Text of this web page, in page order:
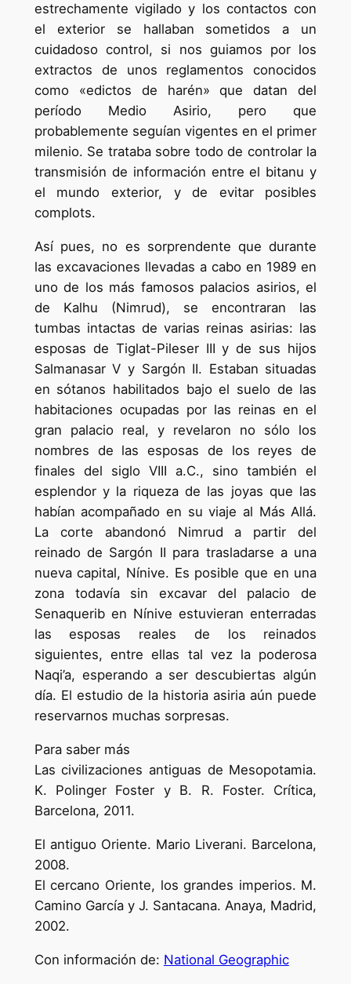
estrechamente vigilado y los contactos con
el exterior se hallaban sometidos a un
cuidadoso control, si nos guiamos por los
extractos de unos reglamentos conocidos
como «edictos de harén» que datan del
período Medio Asirio, pero que
probablemente seguían vigentes en el primer
milenio. Se trataba sobre todo de controlar la
transmisión de información entre el bitanu y
el mundo exterior, y de evitar posibles
complots.
Así pues, no es sorprendente que durante
las excavaciones llevadas a cabo en 1989 en
uno de los más famosos palacios asirios, el
de Kalhu (Nimrud), se encontraran las
tumbas intactas de varias reinas asirias: las
esposas de Tiglat-Pileser III y de sus hijos
Salmanasar V y Sargón II. Estaban situadas
en sótanos habilitados bajo el suelo de las
habitaciones ocupadas por las reinas en el
gran palacio real, y revelaron no sólo los
nombres de las esposas de los reyes de
finales del siglo VIII a.C., sino también el
esplendor y la riqueza de las joyas que las
habían acompañado en su viaje al Más Allá.
La corte abandonó Nimrud a partir del
reinado de Sargón II para trasladarse a una
nueva capital, Nínive. Es posible que en una
zona todavía sin excavar del palacio de
Senaquerib en Nínive estuvieran enterradas
las esposas reales de los reinados
siguientes, entre ellas tal vez la poderosa
Naqi’a, esperando a ser descubiertas algún
día. El estudio de la historia asiria aún puede
reservarnos muchas sorpresas.
Para saber más
Las civilizaciones antiguas de Mesopotamia.
K. Polinger Foster y B. R. Foster. Crítica,
Barcelona, 2011.
El antiguo Oriente. Mario Liverani. Barcelona,
2008.
El cercano Oriente, los grandes imperios. M.
Camino García y J. Santacana. Anaya, Madrid,
2002.
Con información de: National Geographic